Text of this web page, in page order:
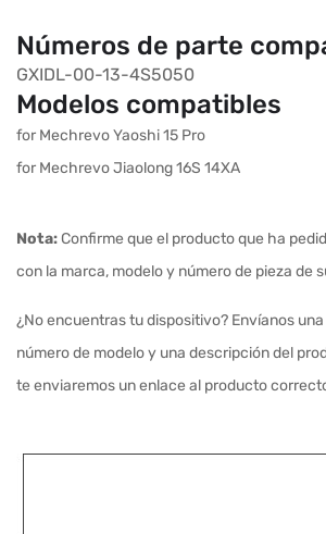
Números de parte
GXIDL-00-13-4S5050
Modelos compatibles
for Mechrevo Yaoshi 15 Pro
for Mechrevo Jiaolong 16S 14XA
Nota:Confirme que el producto que ha
con la marca, modelo y número de pieza de
¿No encuentras tu dispositivo? Envíanos
número de modelo y una descripción del
te enviaremos un enlace al producto